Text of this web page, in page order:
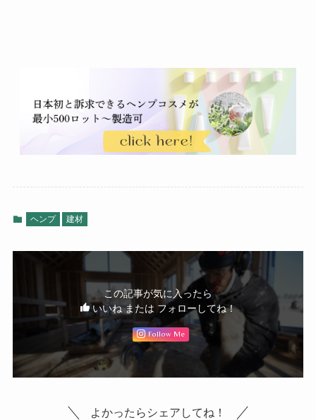
ヘンプ 建材
この記事が気に入ったら
いいね または フォローしてね！
Follow Me
よかったらシェアしてね！